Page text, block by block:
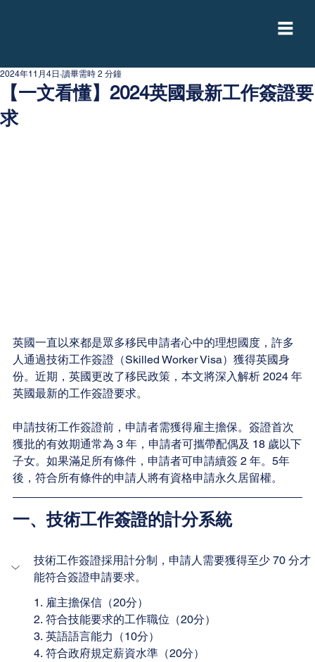
【一文看懂】2024英國最新工作簽證要
求
2024年11月4日 讀畢需時 2 分鐘
英國一直以來都是眾多移民申請者心中的理想國度，許多
人通過技術工作簽證（Skilled Worker Visa）獲得英國身
份。近期，英國更改了移民政策，本文將深入解析 2024 年
英國最新的工作簽證要求。
申請技術工作簽證前，申請者需獲得雇主擔保。簽證首次
獲批的有效期通常為 3 年，申請者可攜帶配偶及 18 歲以下
子女。如果滿足所有條件，申請者可申請續簽 2 年。5年
後，符合所有條件的申請人將有資格申請永久居留權。
一、技術工作簽證的計分系統
技術工作簽證採用計分制，申請人需要獲得至少 70 分才
能符合簽證申請要求。
1. 雇主擔保信（20分）
2. 符合技能要求的工作職位（20分）
3. 英語語言能力（10分）
4. 符合政府規定薪資水準（20分）